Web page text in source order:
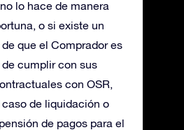
lo hace de manera
o si existe un
que el Comprador es
cumplir con sus
con OSR,
de liquidación o
de pagos para el